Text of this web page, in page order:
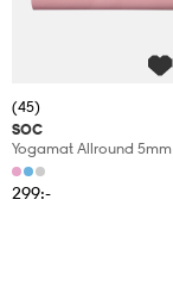
(45)
SOC
Yogamat Allround 5mm
299:-